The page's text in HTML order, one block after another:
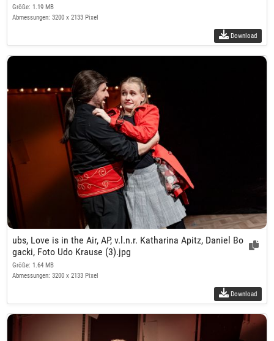
Größe: 1.19 MB
Abmessungen: 3200 x 2133 Pixel
Download
ubs, Love is in the Air, AP, v.l.n.r. Katharina Apitz, Daniel Bo
gacki, Foto Udo Krause (3).jpg
Größe: 1.64 MB
Abmessungen: 3200 x 2133 Pixel
Download